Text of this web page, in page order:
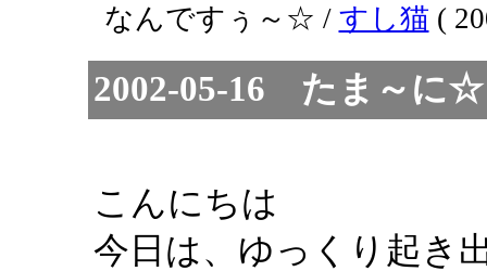
なんですぅ～☆ / すし猫 (
2002-05-16 たま～
こんにちは
今日は、ゆっくり起き